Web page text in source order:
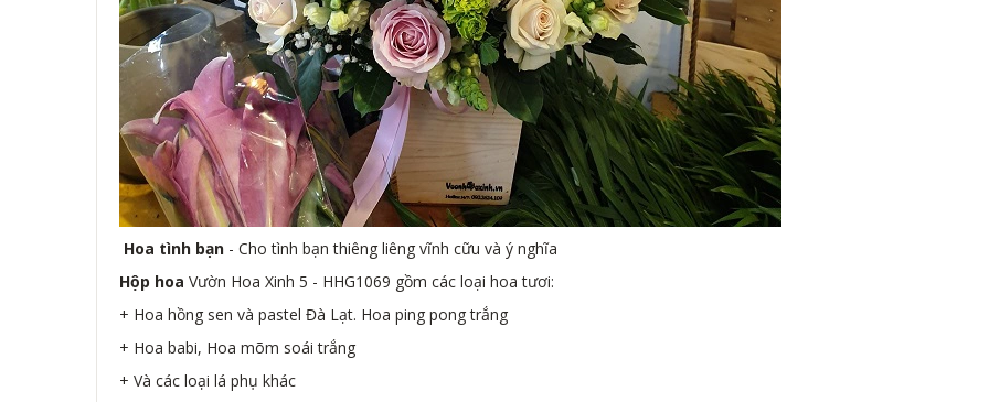
Hoa tình bạn - Cho tình bạn thiêng liêng vĩnh cữu và ý nghĩa
Hộp hoa Vườn Hoa Xinh 5 - HHG1069 gồm các loại hoa tươi:
+ Hoa hồng sen và pastel Đà Lạt. Hoa ping pong trắng
+ Hoa babi, Hoa mõm soái trắng
+ Và các loại lá phụ khác